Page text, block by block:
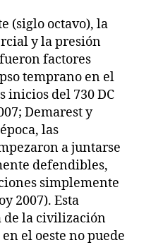
(siglo octavo), la
y la presión
factores
temprano en el
inicios del 730 DC
Demarest y
las
a juntarse
defendibles,
simplemente
2007). Esta
de la civilización
el oeste no puede